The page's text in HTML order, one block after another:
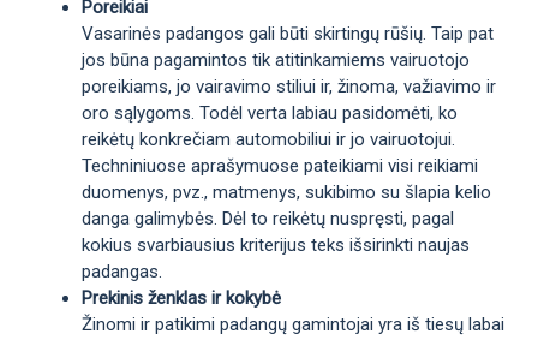
Poreikiai
Vasarinės padangos gali būti skirtingų rūšių. Taip pat
jos būna pagamintos tik atitinkamiems vairuotojo
poreikiams, jo vairavimo stiliui ir, žinoma, važiavimo ir
oro sąlygoms. Todėl verta labiau pasidomėti, ko
reikėtų konkrečiam automobiliui ir jo vairuotojui.
Techniniuose aprašymuose pateikiami visi reikiami
duomenys, pvz., matmenys, sukibimo su šlapia kelio
danga galimybės. Dėl to reikėtų nuspręsti, pagal
kokius svarbiausius kriterijus teks išsirinkti naujas
padangas.
Prekinis ženklas ir kokybė
Žinomi ir patikimi padangų gamintojai yra iš tiesų labai